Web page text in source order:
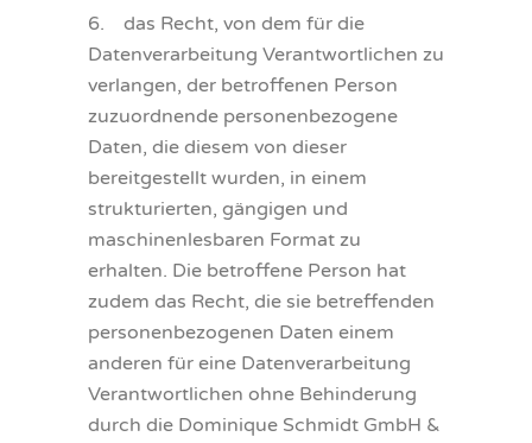
6. das Recht, von dem für die
Datenverarbeitung Verantwortlichen zu
verlangen, der betroffenen Person
zuzuordnende personenbezogene
Daten, die diesem von dieser
bereitgestellt wurden, in einem
strukturierten, gängigen und
maschinenlesbaren Format zu
erhalten. Die betroffene Person hat
zudem das Recht, die sie betreffenden
personenbezogenen Daten einem
anderen für eine Datenverarbeitung
Verantwortlichen ohne Behinderung
durch die Dominique Schmidt GmbH &